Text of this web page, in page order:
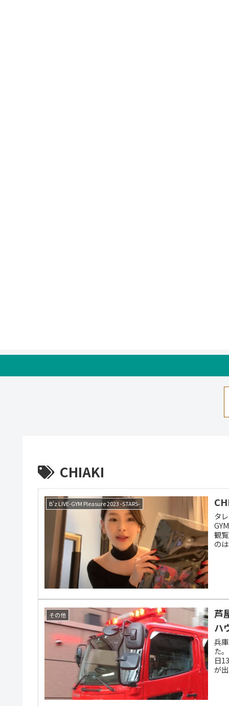
CHIAKI
B'z LIVE-GYM Pleasure 2023 -STARS-
タ
観
の
その他
芦
ハ
兵
た
日
が